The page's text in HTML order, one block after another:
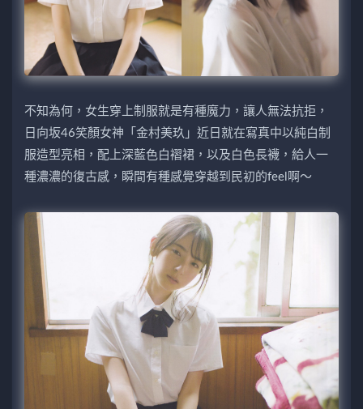
不知為何，女生穿上制服就是有種魔力，讓人無法抗拒，
日向坂46笑顏女神「金村美玖」近日就在寫真中以純白制
服造型亮相，配上深藍色白褶裙，以及白色長襪，給人一
種濃濃的復古感，瞬間有種感覺穿越到民初的feel啊～